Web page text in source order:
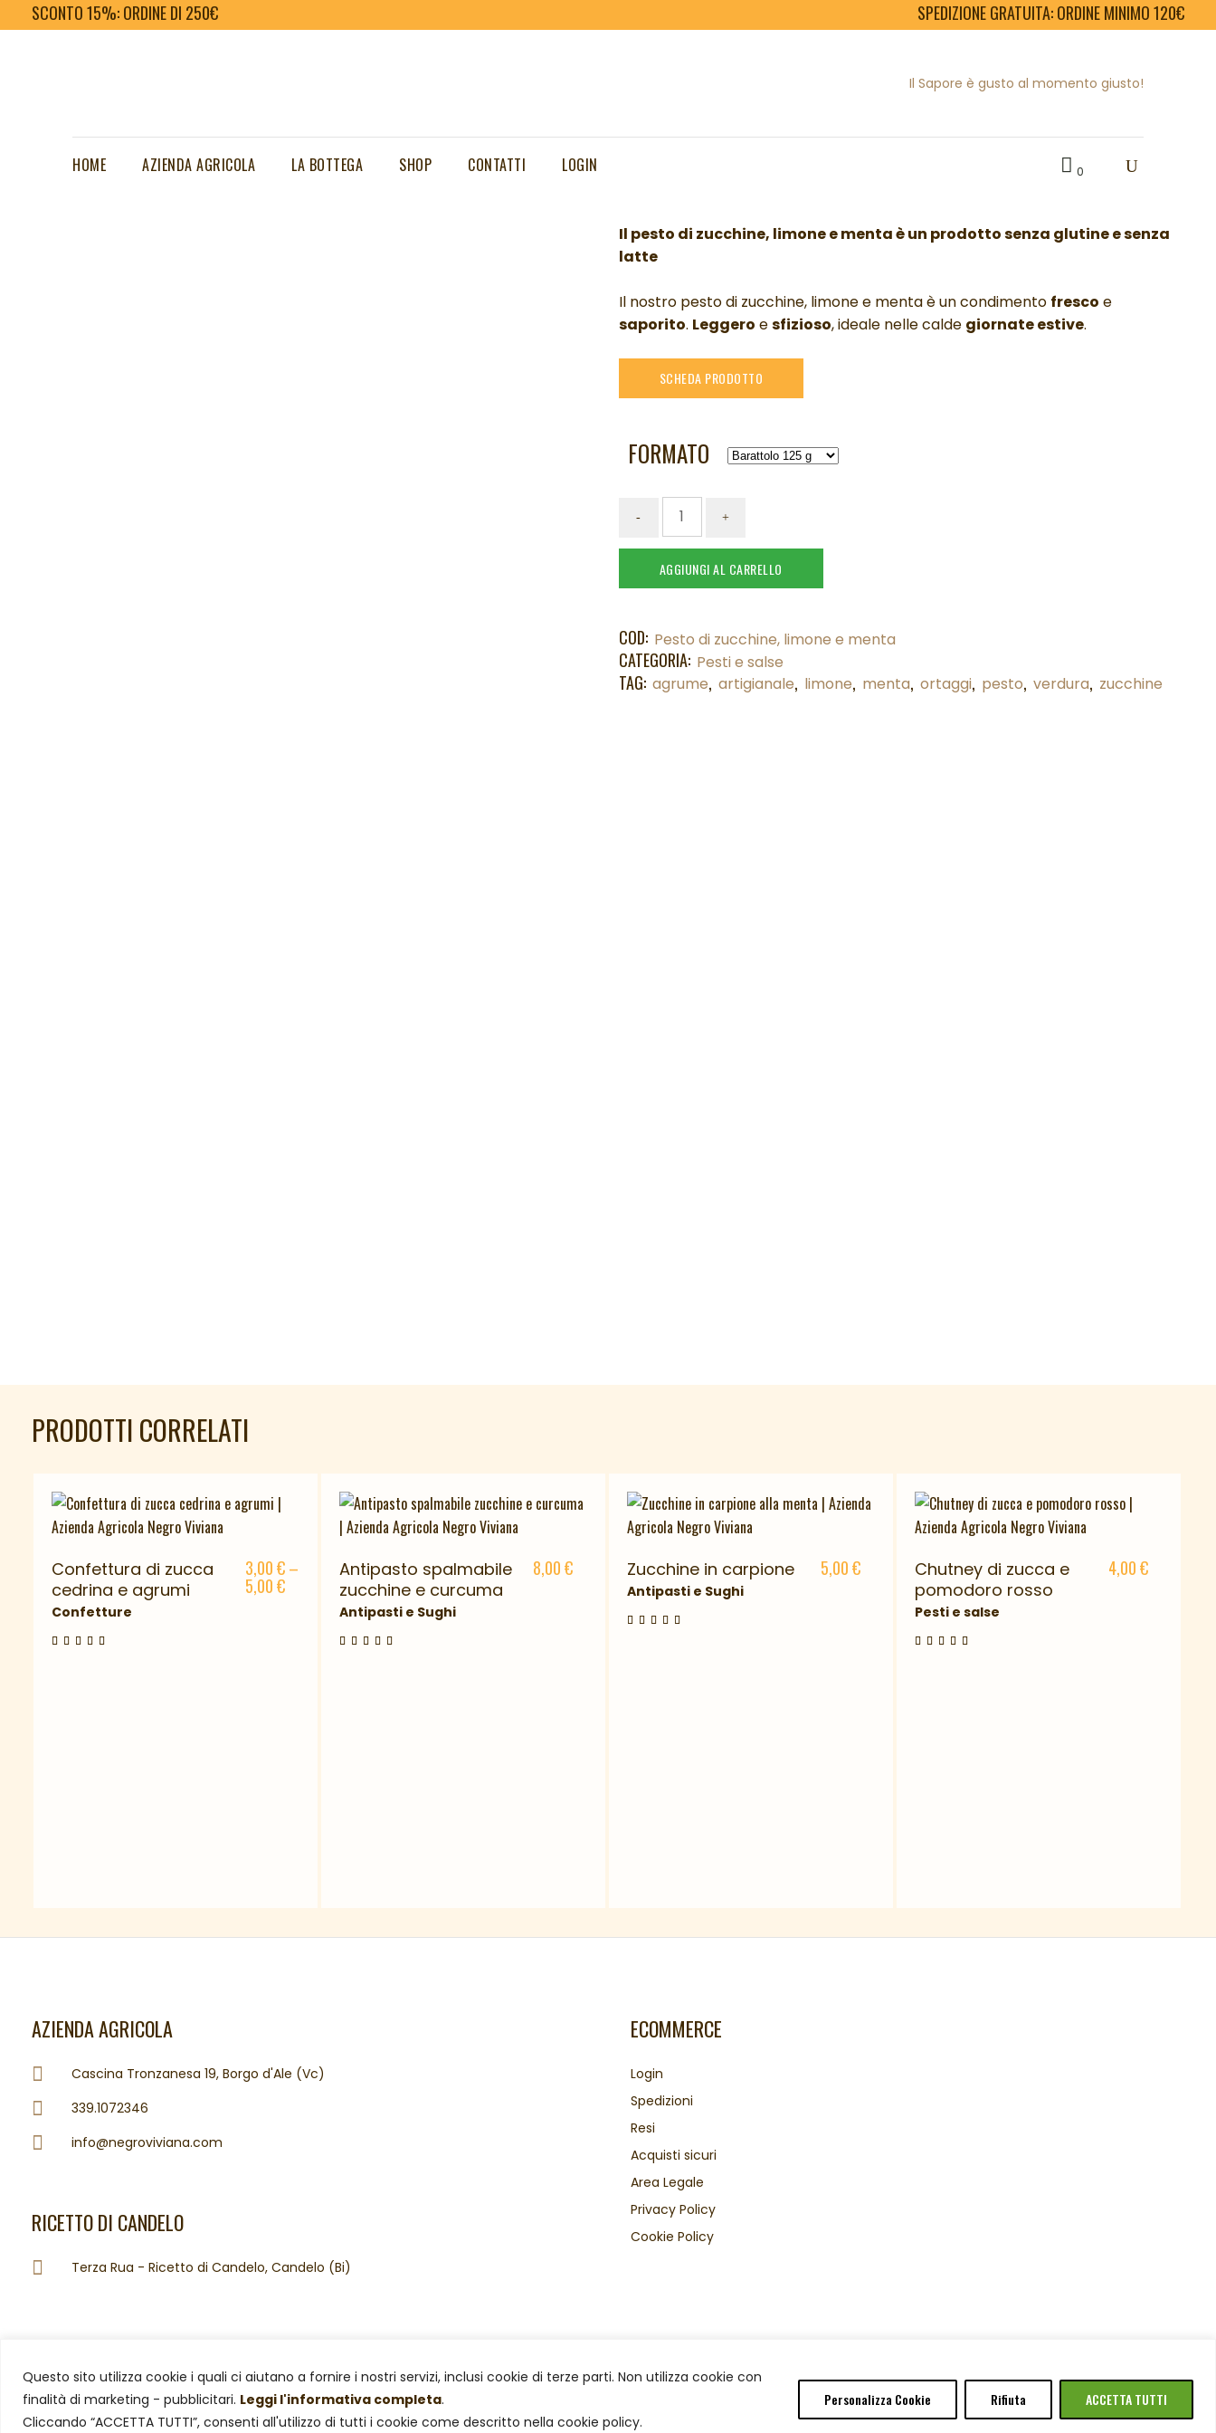
Questo sito utilizza cookie i quali ci aiutano a fornire i nostri servizi, inclusi cookie di terze parti. Non utilizza cookie con
finalità di marketing - pubblicitari. Leggi l'informativa completa.
Cliccando “ACCETTA TUTTI”, consenti all'utilizzo di tutti i cookie come descritto nella cookie policy.
Personalizza Cookie Rifiuta ACCETTA TUTTI
SCONTO 15%: ORDINE DI 250€ SPEDIZIONE GRATUITA: ORDINE MINIMO 120€
Il Sapore è gusto al momento giusto!
HOME AZIENDA AGRICOLA LA BOTTEGA SHOP CONTATTI LOGIN 0
Pesto di zucchine, limone e
menta
recensioni
Il pesto di zucchine, limone e menta è un prodotto senza glutine e senza
latte
Il nostro pesto di zucchine, limone e menta è un condimento fresco e
saporito. Leggero esfizioso, ideale nelle calde giornate estive.
SCHEDA PRODOTTO
FORMATO
AGGIUNGI AL CARRELLO
COD: Pesto di zucchine, limone e menta
CATEGORIA: Pesti e salse
TAG: agrume, artigianale, limone, menta, ortaggi, pesto, verdura, zucchine
PRODOTTI CORRELATI
Confettura di zucca
cedrina e agrumi
Confetture
3,00€–
5,00€
Antipasto spalmabile
zucchine e curcuma
Antipasti e Sughi
8,00€ Zucchine in carpione
Antipasti e Sughi
5,00€
Chutney di zucca e
pomodoro rosso
Pesti e salse
4,00€
AZIENDA AGRICOLA
Cascina Tronzanesa 19, Borgo d'Ale (Vc)
339.1072346
info@negroviviana.com
RICETTO DI CANDELO
Terza Rua - Ricetto di Candelo, Candelo (Bi)
ECOMMERCE
Login
Spedizioni
Resi
Acquisti sicuri
Area Legale
Privacy Policy
Cookie Policy
© Azienda Agricola Negro Viviana – P. Iva 02019510029. Tutti i diritti riservati.